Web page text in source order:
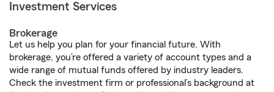
Investment Services
Brokerage
Let us help you plan for your financial future. With
brokerage, you’re offered a variety of account types and a
wide range of mutual funds offered by industry leaders.
Check the investment firm or professional’s background at